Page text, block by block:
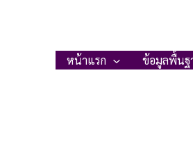
หน้าแรก ข้อมูลพื้นฐ